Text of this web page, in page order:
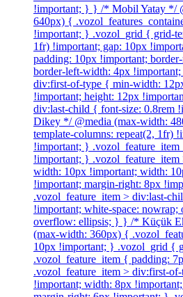
!important; } } /* Mobil Yatay */
640px) {
!important; } .vozol_grid { grid-
1fr) !important; gap: 10px
padding: 10px !important;
border-left-width: 4px
div:first-of-type { min-width:
!important; height: 12px
div:last-child { font-size: 0.8rem
Dikey */ @media (max-width:
template-columns: repeat(2, 1fr)
!important; }
!important; }
width: 10px !important; width:
!important; margin-right: 8px
.vozol_feature_item > div:last-
!important; white-space:
overflow: ellipsis; } } /* Küçük
(max-width: 360px) {
10px !important; } .vozol_grid {
.vozol_feature_item { padding:
.vozol_feature_item > div:first-
!important; width: 8px